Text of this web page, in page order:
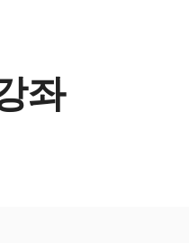
좌